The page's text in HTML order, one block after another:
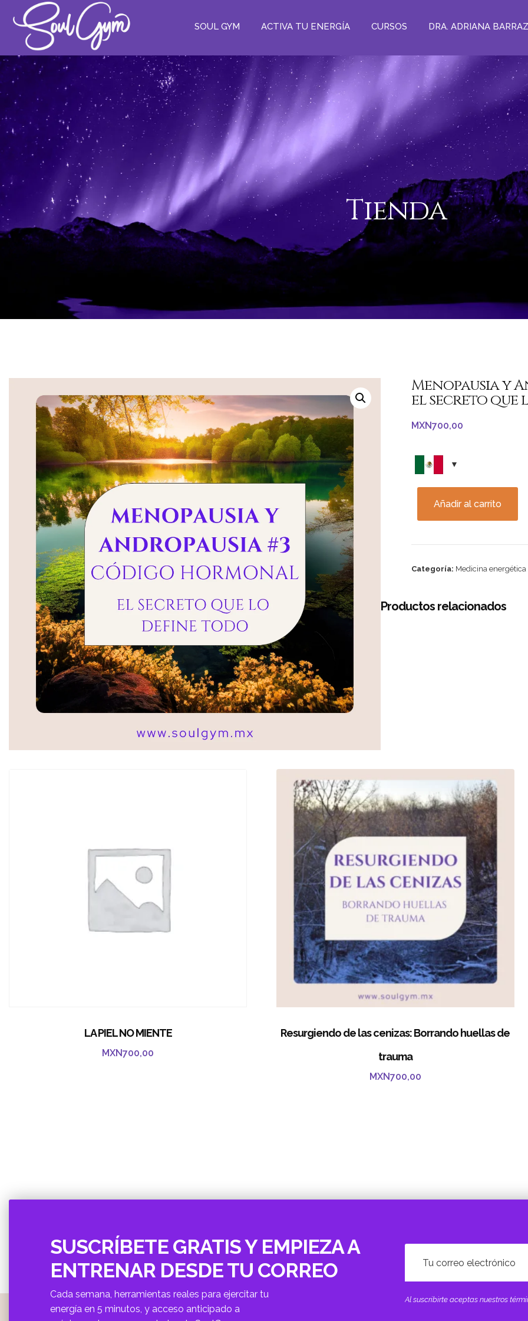
SOUL GYM ACTIVA TU ENERGÍA CURSOS DRA. ADRIANA
Tienda
Menopausia y
el secreto
MXN700,00
Añadir al carrito
Categoría: Medicina energética
Productos relacionados
LA PIEL NO MIENTE
MXN700,00
Resurgiendo de las cenizas: Borrando huellas de
trauma
MXN700,00
SUSCRÍBETE GRATIS Y EMPIEZA A
ENTRENAR DESDE TU CORREO
Cada semana, herramientas reales para ejercitar tu
energí­a en 5 minutos, y acceso anticipado a
Al suscribirte aceptas nuestros